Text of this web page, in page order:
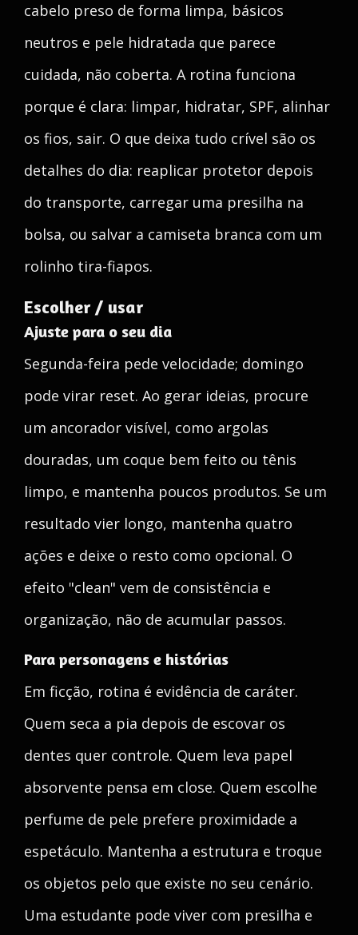
cabelo preso de forma limpa, básicos
neutros e pele hidratada que parece
cuidada, não coberta. A rotina funciona
porque é clara: limpar, hidratar, SPF, alinhar
os fios, sair. O que deixa tudo crível são os
detalhes do dia: reaplicar protetor depois
do transporte, carregar uma presilha na
bolsa, ou salvar a camiseta branca com um
rolinho tira-fiapos.
Escolher / usar
Ajuste para o seu dia
Segunda-feira pede velocidade; domingo
pode virar reset. Ao gerar ideias, procure
um ancorador visível, como argolas
douradas, um coque bem feito ou tênis
limpo, e mantenha poucos produtos. Se um
resultado vier longo, mantenha quatro
ações e deixe o resto como opcional. O
efeito "clean" vem de consistência e
organização, não de acumular passos.
Para personagens e histórias
Em ficção, rotina é evidência de caráter.
Quem seca a pia depois de escovar os
dentes quer controle. Quem leva papel
absorvente pensa em close. Quem escolhe
perfume de pele prefere proximidade a
espetáculo. Mantenha a estrutura e troque
os objetos pelo que existe no seu cenário.
Uma estudante pode viver com presilha e